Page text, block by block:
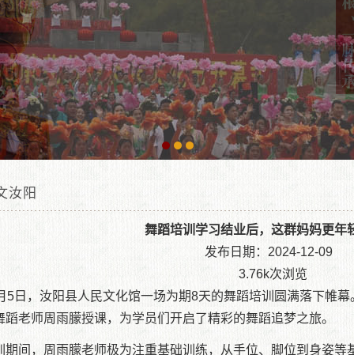
汝阳
天地
舞蹈培训学习结业后，这群妈妈更年
发布日期：2024-12-09
3.76k次浏览
5日，汝阳县人民文化馆一场为期8天的舞蹈培训圆满落下帷幕
蹈老师周雨朦授课，为学员们开启了精彩的舞蹈追梦之旅。
期间，周雨朦老师极为注重基础训练，从手位、脚位到身姿